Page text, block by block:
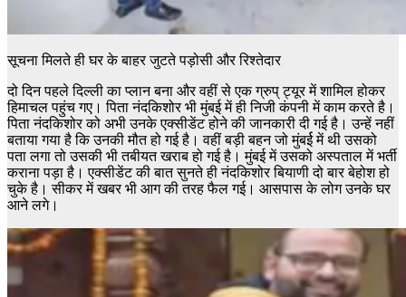
सूचना मिलते ही घर के बाहर जुटते पड़ोसी और रिश्तेदार
दो दिन पहले दिल्ली का प्लान बना और वहीं से एक ग्रुप् ट्यूर में शामिल होकर
हिमाचल पहुंच गए। पिता नंदकिशोर भी मुंबई में ही निजी कंपनी में काम करते है।
पिता नंदकिशोर को अभी उनके एक्सीडेंट होने की जानकारी दी गई है। उन्हें नहीं
बताया गया है कि उनकी मौत हो गई है। वहीं बड़ी बहन जो मुंबर्ई में थी उसको
पता लगा तो उसकी भी तबीयत खराब हो गई है। मुंबई में उसको अस्पताल में भर्ती
कराना पड़ा है। एक्सीडेंट की बात सुनते ही नंदकिशोर बियाणी दो बार बेहोश हो
चुके है। सीकर में खबर भी आग की तरह फैल गई। आसपास के लोग उनके घर
आने लगे।